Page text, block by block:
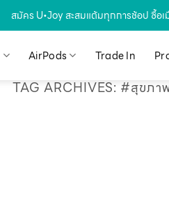
สมัคร U•Joy สะสมแต้มทุกการช้อป ซื้อเ
AirPods Trade In
TAG ARCHIVES: #สุขภา